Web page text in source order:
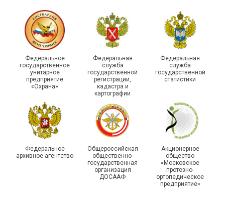
215-й юбилей
государственной
статистики отметили в
Республике Саха (Якутия)
Храбрым детям – добрые
подарки
Федеральное
государственное
унитарное
предприятие
«Охрана»
Федеральная
служба
государственной
регистрации,
кадастра и
картографии
Федеральная
служба
государственной
статистики
Федеральное
архивное агентство
Общероссийская
общественно-
государственная
организация
ДОСААФ
Акционерное
общество
«Московское
протезно-
ортопедическое
предприятие»